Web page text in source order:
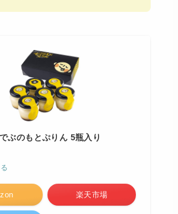
ぶのもとぷりん 5瓶入り
楽天市場